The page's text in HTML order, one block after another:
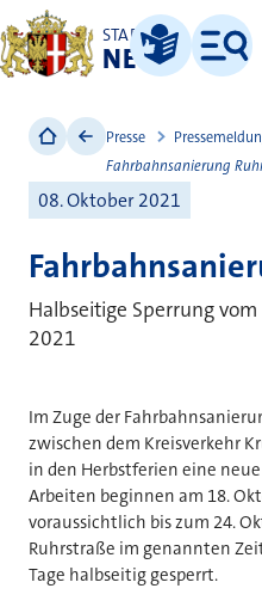
STADT
NEUSS
Leichte Sprache
Menü
Presse
Fahrbahnsanierung
08. Oktober 2021
Halbseitige Sperrung
2021
Im Zuge der
zwischen dem Kreisverkehr
in den Herbstferien eine
Arbeiten beginnen am 18.
voraussichtlich bis zum 24.
Ruhrstraße im genannten
Tage halbseitig gesperrt.